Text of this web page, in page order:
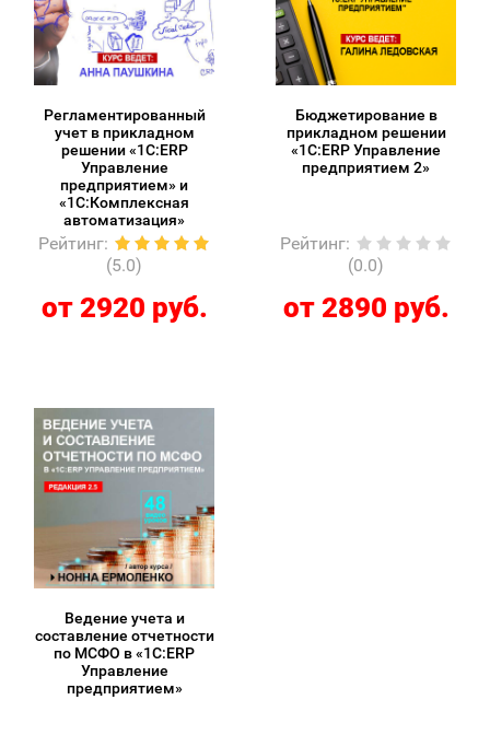
Регламентированный
учет в прикладном
решении «1С:ERP
Управление
предприятием» и
«1С:Комплексная
автоматизация»
Рейтинг:
(5.0)
от 2920 руб.
Бюджетирование в
прикладном решении
«1С:ERP Управление
предприятием 2»
Рейтинг:
(0.0)
от 2890 руб.
Ведение учета и
составление отчетности
по МСФО в «1С:ERP
Управление
предприятием»